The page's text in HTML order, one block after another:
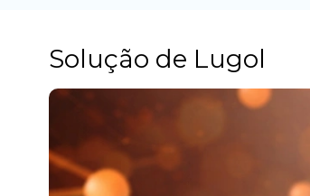
Solução de Lugol